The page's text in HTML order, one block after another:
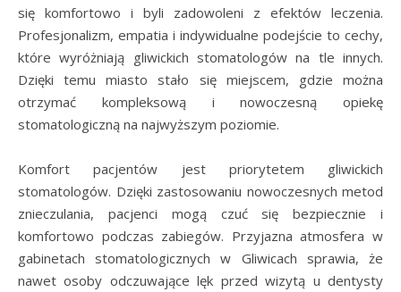
się komfortowo i byli zadowoleni z efektów leczenia.
Profesjonalizm, empatia i indywidualne podejście to cechy,
które wyróżniają gliwickich stomatologów na tle innych.
Dzięki temu miasto stało się miejscem, gdzie można
otrzymać kompleksową i nowoczesną opiekę
stomatologiczną na najwyższym poziomie.
Komfort pacjentów jest priorytetem gliwickich
stomatologów. Dzięki zastosowaniu nowoczesnych metod
znieczulania, pacjenci mogą czuć się bezpiecznie i
komfortowo podczas zabiegów. Przyjazna atmosfera w
gabinetach stomatologicznych w Gliwicach sprawia, że
nawet osoby odczuwające lęk przed wizytą u dentysty